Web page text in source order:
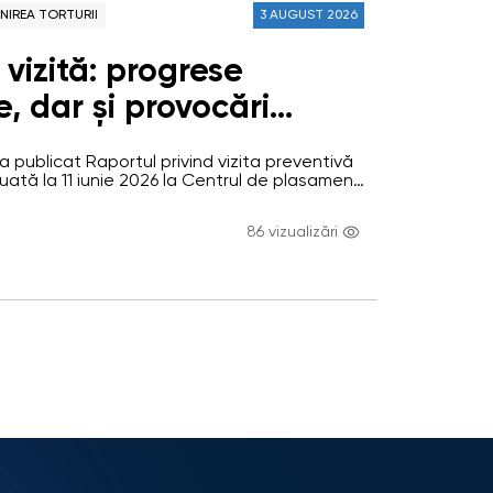
TORTURII 3 AUGUST 2026
progrese
dar și provocări
la Centrul
pentru persoane
din Bădiceni,
publicat Raportul privind vizita preventivă
la 11 iunie 2026 la Centrul de plasament
drepturilor beneficiarilor și verificarea
86 vizualizări